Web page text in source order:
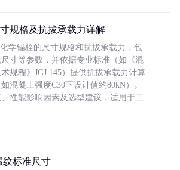
规格及抗拔承载力详解
学锚栓的尺寸规格和抗拔承载力，包
寸等参数，并依据专业标准（如《混
规程》JGJ 145）提供抗拔承载力计算
混凝土强度C30下设计值约80kN）。
性能影响因素及选型建议，适用于工
纹标准尺寸